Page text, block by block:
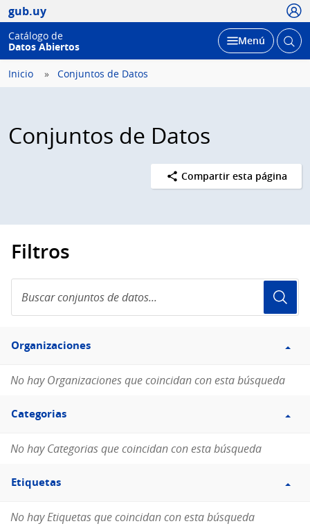
gub.uy
Catálogo de
Datos Abiertos
Desplegar
Menú Abrir
Inicio Conjuntos de Datos
Conjuntos de Datos
Compartir esta página
Filtros
conjuntos
de
Filtro
Organizaciones
Organizaciones
No hay Organizaciones que coincidan con esta búsqueda
Filtro
Categorias
Categorias
No hay Categorias que coincidan con esta búsqueda
Filtro
Etiquetas
Etiquetas
No hay Etiquetas que coincidan con esta búsqueda